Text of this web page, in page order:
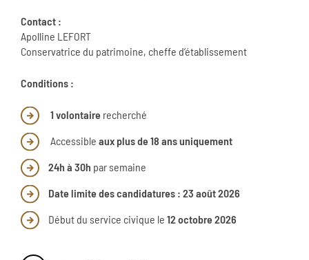
Contact :
Apolline LEFORT
Conservatrice du patrimoine, cheffe d’établissement
Conditions :
1 volontaire recherché
Accessible aux plus de 18 ans uniquement
24h à 30h par semaine
Date limite des candidatures : 23 août 2026
Début du service civique le 12 octobre 2026